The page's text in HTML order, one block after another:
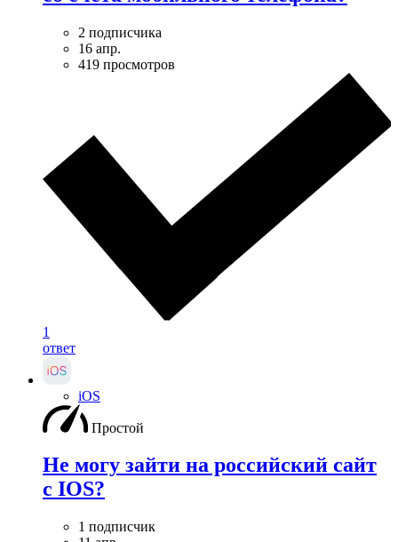
2 подписчика
16 апр.
419 просмотров
1
ответ
iOS
Простой
Не могу зайти на российский сайт
с IOS?
1 подписчик